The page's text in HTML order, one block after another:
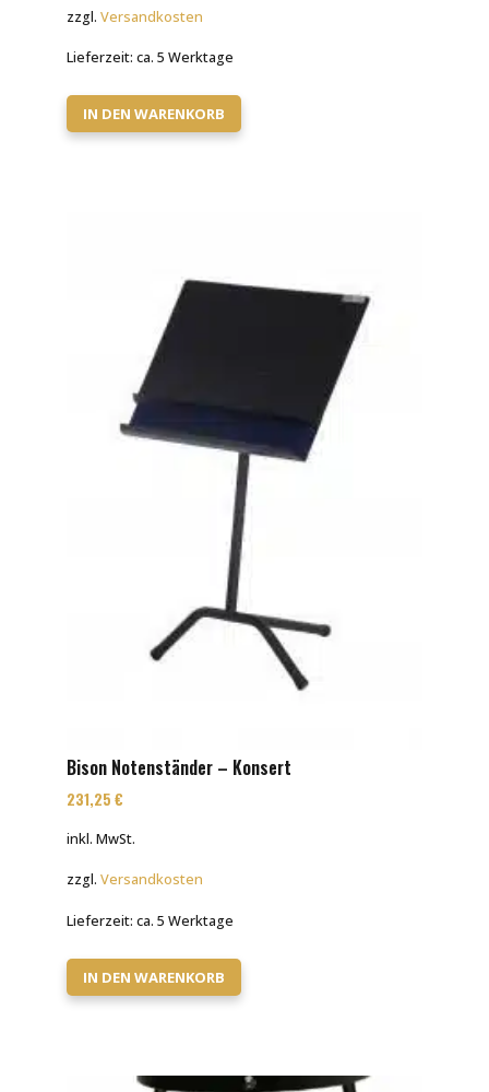
zzgl. Versandkosten
Lieferzeit: ca. 5 Werktage
IN DEN WARENKORB
Bison Notenständer – Konsert
231,25 €
inkl. MwSt.
zzgl. Versandkosten
Lieferzeit: ca. 5 Werktage
IN DEN WARENKORB